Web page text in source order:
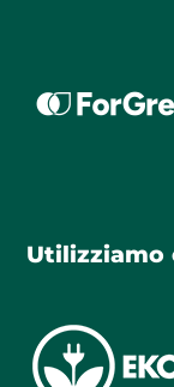
Utilizziamo